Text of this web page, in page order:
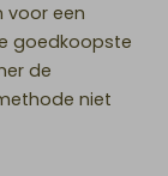
een
goedkoopste
de
niet